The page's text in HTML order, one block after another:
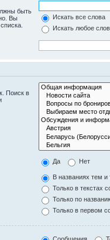
быть
Вы
Искать все слова
Искать любое
Поиск в
Да Нет
В названиях тем и
Только в текстах
Только по
Только в первом